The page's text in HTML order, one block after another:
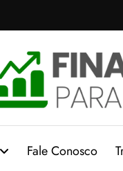
Fale Conosco